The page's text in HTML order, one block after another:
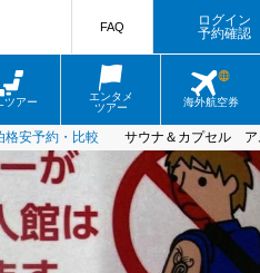
ツアー
エンタメ
ツアー
海外航空券
FAQ
ログイン
予約確認
格安予約・比較 サウナ＆カプセル ア